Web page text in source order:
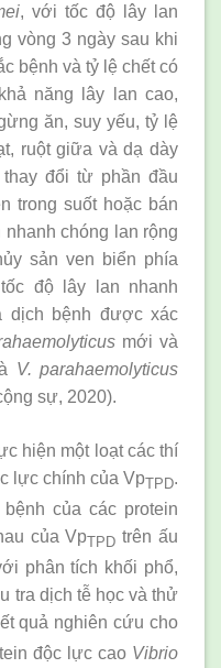
, với tốc độ lây lan
vòng 3 ngày sau khi
bệnh và tỷ lệ chết có
năng lây lan cao,
ăn, suy yếu, tỷ lệ
ruột giữa và dạ dày
đổi từ phần đầu
trong suốt hoặc bán
chóng lan rộng
sản ven biển phía
độ lây lan nhanh
dịch bệnh được xác
mới và
V. parahaemolyticus
sự, 2020).
hiện một loạt các thí
lực chính của VpTPD.
của các protein
của VpTPD trên ấu
phân tích khối phổ,
tra dịch tễ học và thử
quả nghiên cứu cho
độc lực cao Vibrio